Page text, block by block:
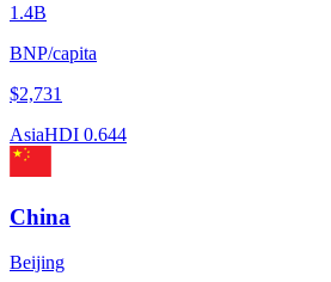
1.4B
BNP/capita
$2,731
AsiaHDI 0.644
China
Beijing